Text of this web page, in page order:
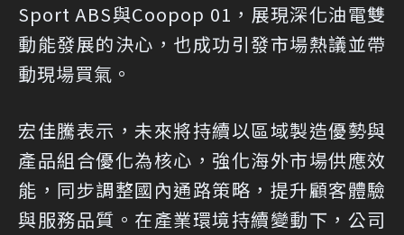
Sport ABS與Coopop 01，展現深化油電雙
動能發展的決心，也成功引發市場熱議並帶
動現場買氣。
宏佳騰表示，未來將持續以區域製造優勢與
產品組合優化為核心，強化海外市場供應效
能，同步調整國內通路策略，提升顧客體驗
與服務品質。在產業環境持續變動下，公司